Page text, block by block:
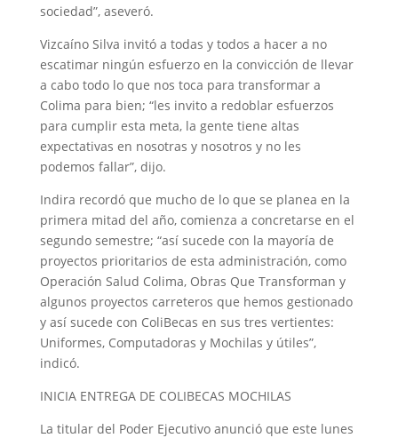
sociedad”, aseveró.
Vizcaíno Silva invitó a todas y todos a hacer a no
escatimar ningún esfuerzo en la convicción de llevar
a cabo todo lo que nos toca para transformar a
Colima para bien; “les invito a redoblar esfuerzos
para cumplir esta meta, la gente tiene altas
expectativas en nosotras y nosotros y no les
podemos fallar”, dijo.
Indira recordó que mucho de lo que se planea en la
primera mitad del año, comienza a concretarse en el
segundo semestre; “así sucede con la mayoría de
proyectos prioritarios de esta administración, como
Operación Salud Colima, Obras Que Transforman y
algunos proyectos carreteros que hemos gestionado
y así sucede con ColiBecas en sus tres vertientes:
Uniformes, Computadoras y Mochilas y útiles”,
indicó.
INICIA ENTREGA DE COLIBECAS MOCHILAS
La titular del Poder Ejecutivo anunció que este lunes